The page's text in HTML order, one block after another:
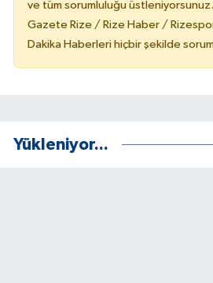
ve tüm sorumluluğu
Gazete Rize / Rize Haber /
Dakika Haberleri hiçbir şekilde
Yükleniyor...